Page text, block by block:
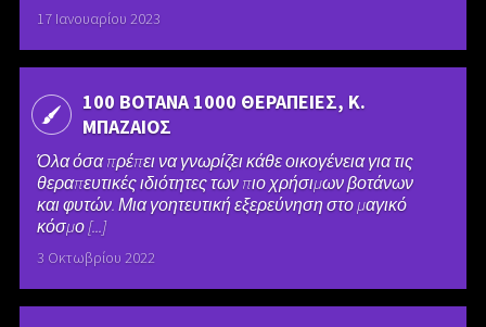
17 Ιανουαρίου 2023
100 ΒΟΤΑΝΑ 1000 ΘΕΡΑΠΕΙΕΣ, Κ.
ΜΠΑΖΑΙΟΣ
Όλα όσα πρέπει να γνωρίζει κάθε οικογένεια για τις
θεραπευτικές ιδιότητες των πιο χρήσιμων βοτάνων
και φυτών. Μια γοητευτική εξερεύνηση στο μαγικό
κόσμο [...]
3 Οκτωβρίου 2022